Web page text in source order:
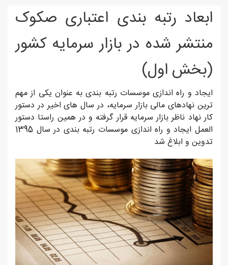
ابعاد رتبه بندی اعتباری صکوک
منتشر شده در بازار سرمايه کشور
(بخش اول)
ایجاد و راه اندازی موسسات رتبه بندی به عنوان یکی از مهم
ترین نهادهای مالی بازار سرمایه، در سال های اخیر در دستور
کار نهاد ناظر بازار سرمایه قرار گرفته و در همین راستا دستور
العمل ایجاد و راه اندازی موسسات رتبه بندی در سال 1395
تدوین و ابلاغ شد